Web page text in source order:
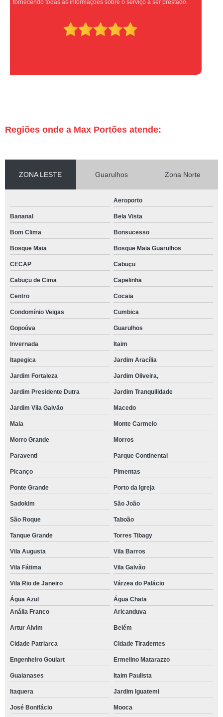
Super indico.
Regiões onde a Max Portões atende:
ZONA LESTE Guarulhos Zona Norte
Aeroporto
Bananal Bela Vista
Bom Clima Bonsucesso
Bosque Maia Bosque Maia Guarulhos
CECAP Cabuçu
Cabuçu de Cima Capelinha
Centro Cocaia
Condomínio Veigas Cumbica
Gopoúva Guarulhos
Invernada Itaim
Itapegica Jardim Aracília
Jardim Fortaleza Jardim Oliveira,
Jardim Presidente Dutra Jardim Tranquilidade
Jardim Vila Galvão Macedo
Maia Monte Carmelo
Morro Grande Morros
Paraventi Parque Continental
Picanço Pimentas
Ponte Grande Porto da Igreja
Sadokim São João
São Roque Taboão
Tanque Grande Torres Tibagy
Vila Augusta Vila Barros
Vila Fátima Vila Galvão
Vila Rio de Janeiro Várzea do Palácio
Água Azul
Água Chata
Anália Franco
Aricanduva
Artur Alvim Belém
Cidade Patriarca Cidade Tiradentes
Engenheiro Goulart Ermelino Matarazzo
Guaianases Itaim Paulista
Itaquera Jardim Iguatemi
José Bonifácio Mooca